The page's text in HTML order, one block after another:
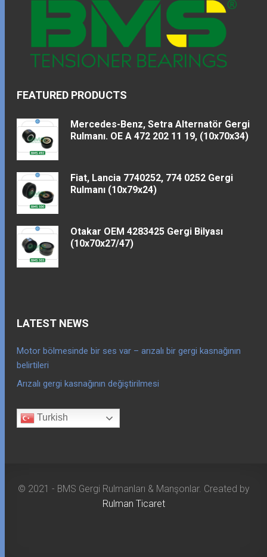
FEATURED PRODUCTS
Mercedes-Benz, Setra Alternatör Gergi
Rulmanı. OE A 472 202 11 19, (10x70x34)
Fiat, Lancia 7740252, 774 0252 Gergi
Rulmanı (10x79x24)
Otakar OEM 4283425 Gergi Bilyası
(10x70x27/47)
LATEST NEWS
Motor bölmesinde bir ses var – arızalı bir gergi kasnağının
belirtileri
Arızalı gergi kasnağının değiştirilmesi
Turkish
© 2021 - BMS Gergi Rulmanları & Manşonlar. Created by
Rulman Ticaret